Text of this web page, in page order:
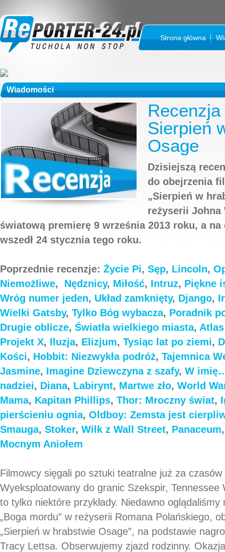
Strona główna
Wiadomości
Sierpień
Osage
Dzisiejszą
do obejrzenia
„Sierpień w
reżyserii Johna
światową premierę 9 września 2013 roku, a
wszedł 24 stycznia tego roku.
Poprzednie recenzje: Życie Pi, Sęp, Lincoln,
Niemożliwe, Nędznicy, Miłość, Intruz, Piękne
Wróg numer jeden, Układ zamknięty, Django,
Wielki Gatsby, Tylko Bóg wybacza, Poradnik
Drugie oblicze, Światła wielkiego miasta,
Projekt X, Iluzja, Elizjum, Tysiąc lat po ziemi,
Kości, Hobbit: Niezwykła podróż, Tajemnica
Jasmine, Imagine Dziewczyna z szafy, W
nadziei, Diana, Labirynt, Martwe zło, World
Mama, Kapitan Phillips, Thor: Mroczny świat,
pierścieniu ognia, Oldboy: Zemsta jest
Smauga, Stoker, Wilk z Wall Street, Panaceum
Mocnym Aniołem
Filmowcy sięgali po sztuki teatralne już za
Wyeksploatowany do granic Szekspir, Tennessee
to tylko niektóre przykłady. Niedawno
„Boga mordu” w reżyserii Romana Polańskiego,
„Sierpień w hrabstwie Osage”, na podstawie
Tracy Lettsa. Obserwujemy zjazd rodzinny.